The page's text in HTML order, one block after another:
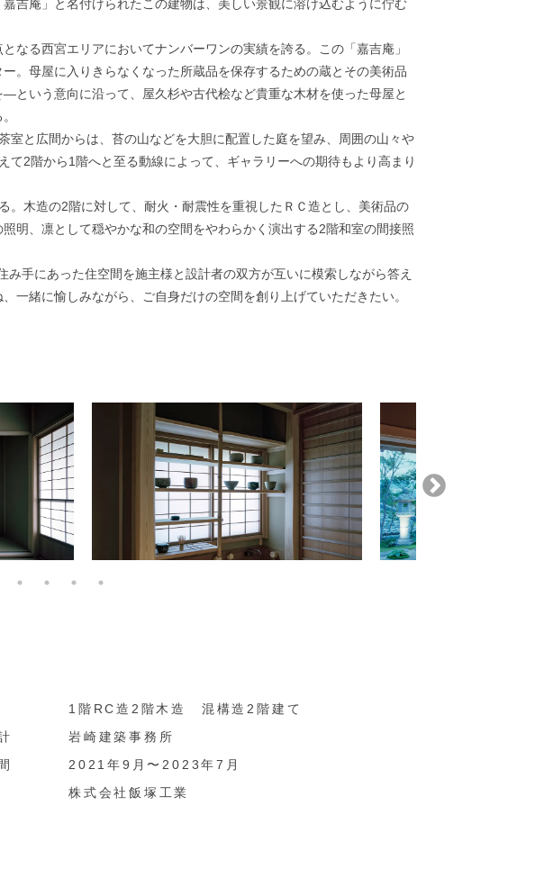
吉庵」と名付けられたこの建物は、美しい景観に溶け込むように佇む
る西宮エリアにおいてナンバーワンの実績を誇る。この「嘉吉庵」
。母屋に入りきらなくなった所蔵品を保存するための蔵とその美術品
という意向に沿って、屋久杉や古代桧など貴重な木材を使った母屋と
と広間からは、苔の山などを大胆に配置した庭を望み、周囲の山々や
2階から1階へと至る動線によって、ギャラリーへの期待もより高まり
木造の2階に対して、耐火・耐震性を重視したＲＣ造とし、美術品の
明、凛として穏やかな和の空間をやわらかく演出する2階和室の間接照
手にあった住空間を施主様と設計者の双方が互いに模索しながら答え
一緒に愉しみながら、ご自身だけの空間を創り上げていただきたい。
1階RC造2階木造 混構造2階建て
岩崎建築事務所
2021年9月〜2023年7月
株式会社飯塚工業